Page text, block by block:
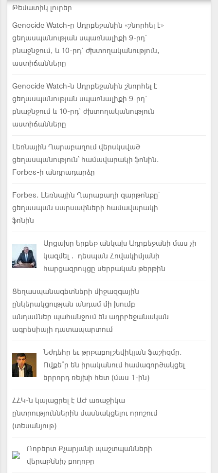
Թեմատիկ լուրեր
Genocide Watch-ը Ադրբեջանին «շնորհել է»
ցեղասպանության սպառնալիքի 9-րդ`
բնաջնջում, և 10-րդ` ժխտողականություն,
աստիճանները
Genocide Watch-ն Ադրբեջանին շնորհել է
ցեղասպանության սպառնալիքի 9-րդ`
բնաջնջում և 10-րդ` ժխտողականություն
աստիճանները
Լեռնային Ղարաբաղում վերսկսված
ցեղասպանություն՝ համավարակի ֆոնին.
Forbes-ի անդրադարձը
Forbes. Լեռնային Ղարաբաղի զարթոնքը՝
ցեղասպան սարսափների համավարակի
ֆոնին
Արցախը երբեք անկախ Ադրբեջանի մաս չի
կազմել․ դեսպան Հովակիմյանի
հարցազրույցը սերբական թերթին
Ցեղասպանագետների միջազգային
ընկերակցության անդամ մի խումբ
անդամներ պահանջում են ադրբեջանական
ագրեսիայի դատապարտում
Նժդեհը եւ թրքաբոլշեվիկյան ֆաշիզմը.
Ովքե՞ր են իրականում համագործակցել
երրորդ ռեյխի հետ (մաս 1-ին)
ՀՀԿ-ն կայացրել է ԱԺ առաջիկա
ընտրություններին մասնակցելու որոշում
(տեսանյութ)
Ռոբերտ Քչարյանի պաշտպանների
վերաքննիչ բողոքը